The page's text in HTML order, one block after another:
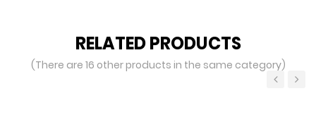
RELATED PRODUCTS
(There are 16 other products in the same category)